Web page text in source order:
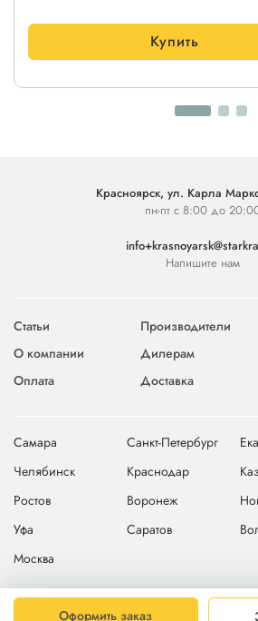
Оформить заказ
Купить
Красноярск, ул. Карла
пн-пт с 8:00 до
Напишите нам
Статьи Производители
О компании
Дилерам
Оплата
Доставка
Самара Санкт-Петербург
Челябинск
Краснодар
Ростов
Воронеж
Уфа
Саратов
Москва
© 2004-2026 © Компания Starkraft Карта